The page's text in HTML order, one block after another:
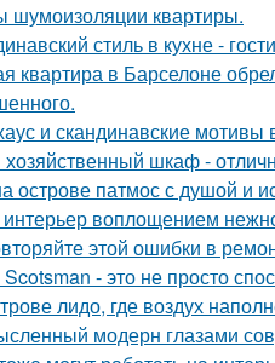
шумоизоляции квартиры.
стиль в кухне -
квартира в Барселоне
и скандинавские мотивы
хозяйственный шкаф -
острове патмос с душой и
интерьер воплощением
этой ошибки в
- это не просто
лидо, где воздух
модерн глазами